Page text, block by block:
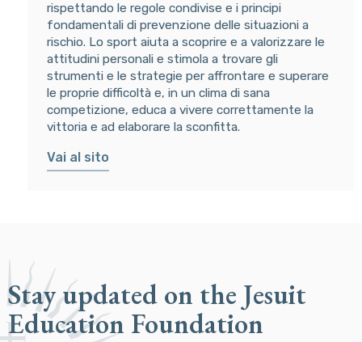
rispettando le regole condivise e i principi
fondamentali di prevenzione delle situazioni a
rischio. Lo sport aiuta a scoprire e a valorizzare le
attitudini personali e stimola a trovare gli
strumenti e le strategie per affrontare e superare
le proprie difficoltà e, in un clima di sana
competizione, educa a vivere correttamente la
vittoria e ad elaborare la sconfitta.
Vai al sito
Stay updated on the Jesuit
Education Foundation